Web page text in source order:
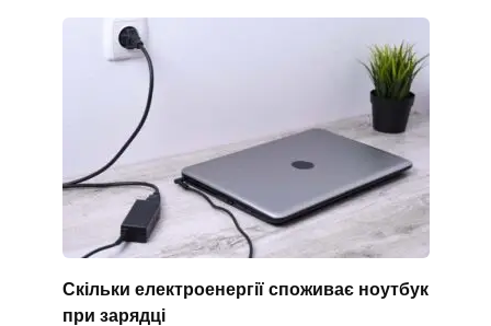
Скільки електроенергії споживає ноутбук
при зарядці